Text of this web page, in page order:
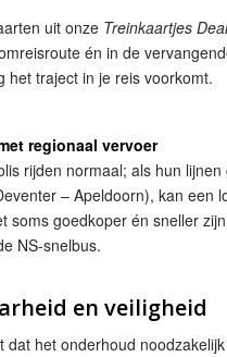
uit onze Treinkaartjes
én in de
het traject in je reis voorkomt.
regionaal vervoer
rijden normaal; als hun lijnen
– Apeldoorn), kan een
soms goedkoper én sneller
NS-snelbus.
en veiligheid
dat het onderhoud